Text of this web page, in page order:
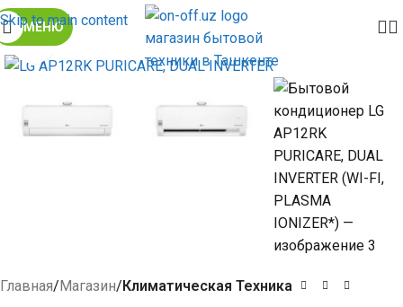
Skip to main content
МЕНЮ
Click to enlarge
Главная Магазин Климатическая Техника